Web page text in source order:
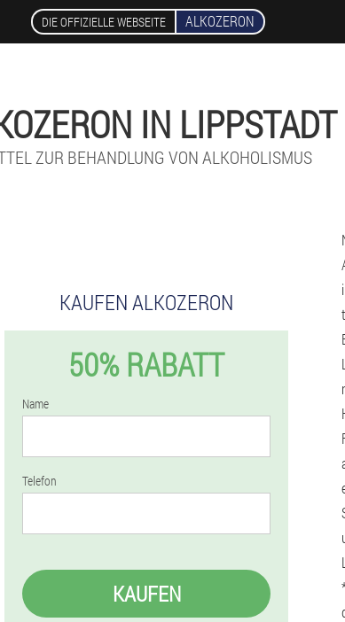
DIE OFFIZIELLE WEBSEITE ALKOZERON
IN LIPPSTADT
ZUR BEHANDLUNG VON ALKOHOLISMUS
KAUFEN ALKOZERON
50% RABATT
Name
Telefon
KAUFEN